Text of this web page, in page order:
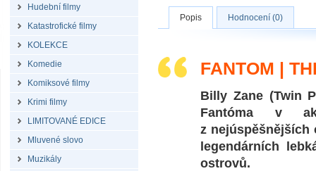
Hudební filmy
Katastrofické filmy
KOLEKCE
Komedie
Komiksové filmy
Krimi filmy
LIMITOVANÉ EDICE
Mluvené slovo
Muzikály
Popis Hodnocení (0)
FANTOM |
Billy Zane (Twin
Fantóma v
z nejúspěšnějších
legendárních
ostrovů.